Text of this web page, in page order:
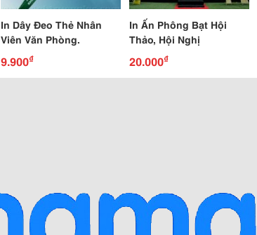
In Dây Đeo Thẻ Nhân
Viên Văn Phòng.
9.900₫
In Ấn Phông Bạt Hội
Thảo, Hội Nghị
20.000₫